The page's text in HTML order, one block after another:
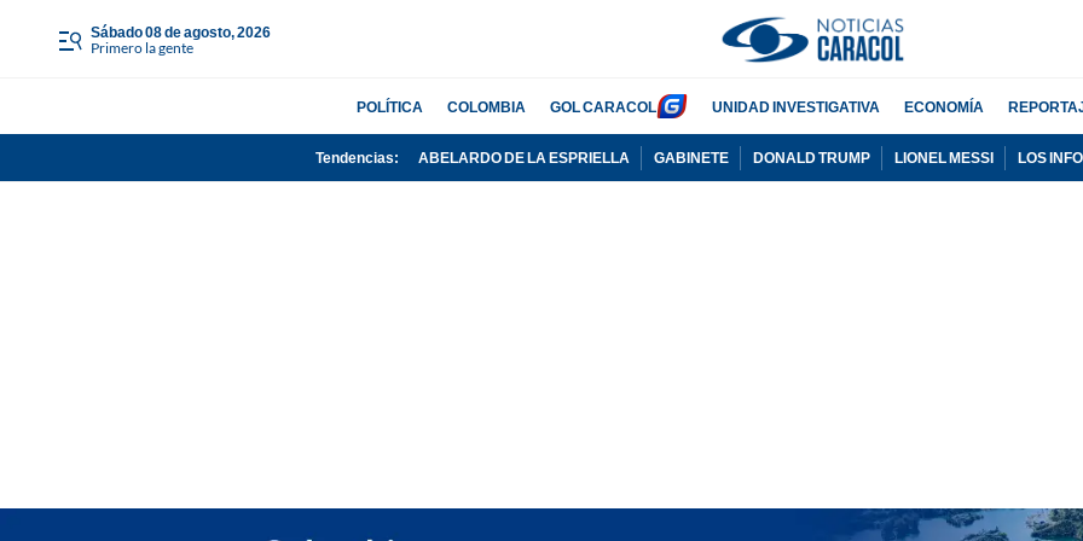
sábado 08 de agosto, 2026
Primero la gente
POLÍTICA COLOMBIA GOL CARACOL UNIDAD INVESTIGATIVA ECONOMÍA
Tendencias: ABELARDO DE LA ESPRIELLA GABINETE DONALD TRUMP LIONEL MESSI LOS